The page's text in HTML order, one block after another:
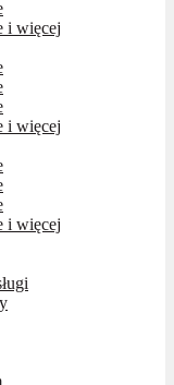
i więcej
i więcej
i więcej